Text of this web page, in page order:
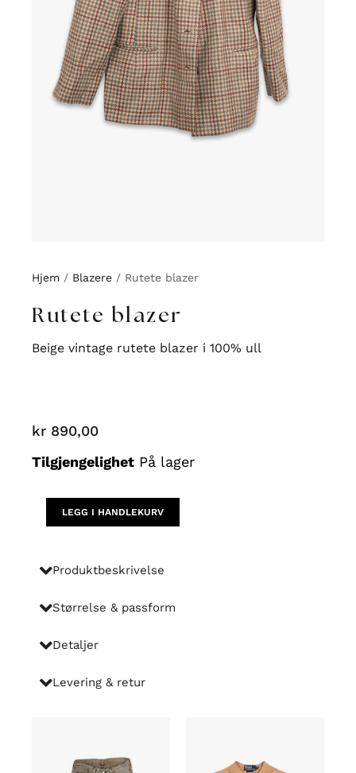
Hjem / Blazere / Rutete blazer
Rutete blazer
Beige vintage rutete blazer i 100% ull
kr 890,00
Tilgjengelighet På lager
Rutete
LEGG I HANDLEKURV
Produktbeskrivelse
Størrelse & passform
Detaljer
Levering & retur